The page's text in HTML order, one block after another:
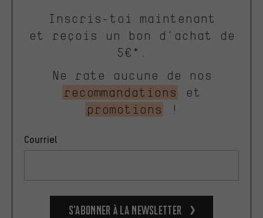
Inscris-toi maintenant
et reçois un bon d'achat de
5€*.
Ne rate aucune de nos
recommandations
et
promotions
!
Courriel
S’abonner à la newsletter